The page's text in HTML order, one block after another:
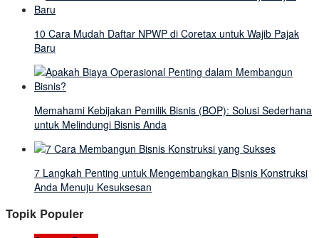
10 Cara Mudah Daftar NPWP di Coretax untuk Wajib Pajak
Baru
Memahami Kebijakan Pemilik Bisnis (BOP): Solusi Sederhana
untuk Melindungi Bisnis Anda
7 Langkah Penting untuk Mengembangkan Bisnis Konstruksi
Anda Menuju Kesuksesan
Topik Populer